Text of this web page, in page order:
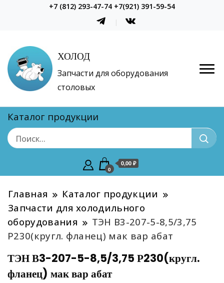
+7 (812) 293-47-74 +7(921) 391-59-54
ХОЛОД
Запчасти для оборудования
столовых
Каталог продукции
0
0,00 ₽
Главная
Каталог продукции
Запчасти для холодильного
оборудования
ТЭН В3-207-5-8,5/3,75
Р230(кругл. фланец) мак вар абат
ТЭН В3-207-5-8,5/3,75 Р230(кругл.
фланец) мак вар абат